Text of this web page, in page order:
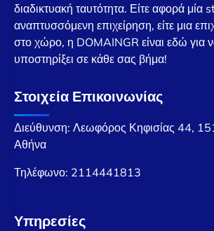
διαδικτυακή ταυτότητα. Είτε αφορά μία
αναπτυσσόμενη επιχείρηση, είτε μια
στο χώρο, η DOMAINGR είναι εδώ για
υποστηρίξει σε κάθε σας βήμα!
Στοιχεία Επικοινωνίας
Διεύθυνση: Λεωφόρος Κηφισίας 44,
Αθήνα
Τηλέφωνο: 2114441813
Υπηρεσίες